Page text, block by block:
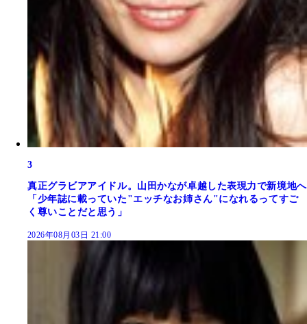
3
真正グラビアアイドル。山田かなが卓越した表現力で新境地へ
「少年誌に載っていた"エッチなお姉さん"になれるってすご
く尊いことだと思う」
2026年08月03日 21:00